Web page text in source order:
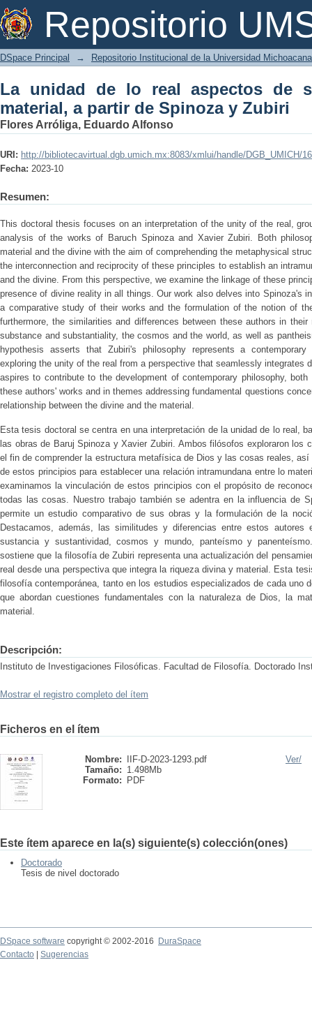
Repositorio
La unidad de lo real aspectos de su
Zubiri
DSpace Principal → Repositorio Institucional de la Universidad
La unidad de lo real aspectos de
material, a partir de Spinoza y Zubiri
Flores Arróliga, Eduardo Alfonso
URI: http://bibliotecavirtual.dgb.umich.mx:8083/xmlui/handle/DGB_UMICH/
Fecha: 2023-10
Resumen:
This doctoral thesis focuses on an interpretation of the unity of the real,
analysis of the works of Baruch Spinoza and Xavier Zubiri. Both
material and the divine with the aim of comprehending the metaphysical
the interconnection and reciprocity of these principles to establish an
and the divine. From this perspective, we examine the linkage of these
presence of divine reality in all things. Our work also delves into Spinoza's
a comparative study of their works and the formulation of the notion of
furthermore, the similarities and differences between these authors in
substance and substantiality, the cosmos and the world, as well as
hypothesis asserts that Zubiri's philosophy represents a
exploring the unity of the real from a perspective that seamlessly integrates
aspires to contribute to the development of contemporary philosophy,
these authors' works and in themes addressing fundamental questions
relationship between the divine and the material.
Esta tesis doctoral se centra en una interpretación de la unidad de lo real,
las obras de Baruj Spinoza y Xavier Zubiri. Ambos filósofos exploraron los
el fin de comprender la estructura metafísica de Dios y las cosas reales,
de estos principios para establecer una relación intramundana entre lo
examinamos la vinculación de estos principios con el propósito de
todas las cosas. Nuestro trabajo también se adentra en la influencia de
permite un estudio comparativo de sus obras y la formulación de la
Destacamos, además, las similitudes y diferencias entre estos
sustancia y sustantividad, cosmos y mundo, panteísmo y
sostiene que la filosofía de Zubiri representa una actualización del
real desde una perspectiva que integra la riqueza divina y material. Esta
filosofía contemporánea, tanto en los estudios especializados de cada uno
que abordan cuestiones fundamentales con la naturaleza de Dios, la
material.
Descripción:
Instituto de Investigaciones Filosóficas. Facultad de Filosofía. Doctorado
Mostrar el registro completo del ítem
Ficheros en el ítem
Nombre:
IIF-D-2023-1293.pdf
Tamaño: 1.498Mb
Formato:
PDF
Ver/
Este ítem aparece en la(s) siguiente(s) colección(ones)
Doctorado
Tesis de nivel doctorado
DSpace software copyright © 2002-2016
DuraSpace
Contacto
Sugerencias